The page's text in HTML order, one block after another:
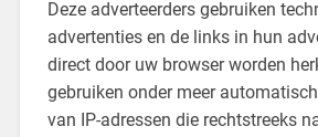
Deze adverteerders gebruiken
advertenties en de links in hun
direct door uw browser worden
gebruiken onder meer
van IP-adressen die rechtstreeks